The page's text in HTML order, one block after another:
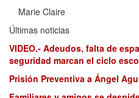
Marie Claire
Últimas noticias
VIDEO.- Adeudos, falta de
seguridad marcan el ciclo
Prisión Preventiva a Ángel